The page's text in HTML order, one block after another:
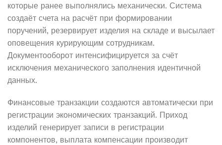
которые ранее выполнялись механически. Система
создаёт счета на расчёт при формировании
поручений, резервирует изделия на складе и высылает
оповещения курирующим сотрудникам.
Документооборот интенсифицируется за счёт
исключения механического заполнения идентичной
данных.
Финансовые транзакции создаются автоматически при
регистрации экономических транзакций. Приход
изделий генерирует записи в регистрации
компонентов, выплата компенсации производит